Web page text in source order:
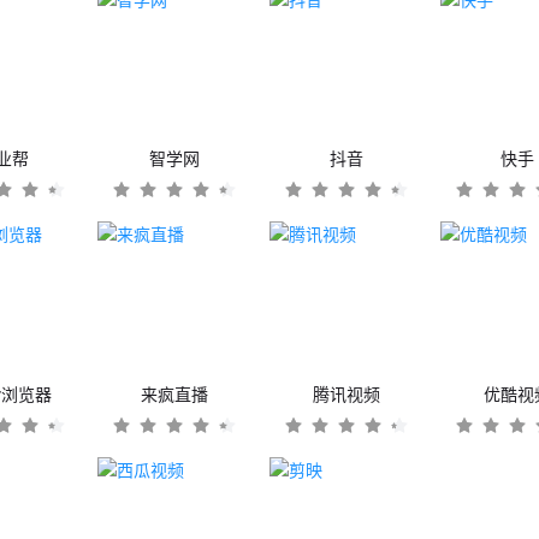
帮 智学网 抖音 快手
览器 来疯直播 腾讯视频 优酷视